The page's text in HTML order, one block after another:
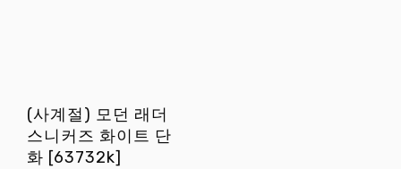
(사계절) 모던 래더
스니커즈 화이트 단
화 [63732k]